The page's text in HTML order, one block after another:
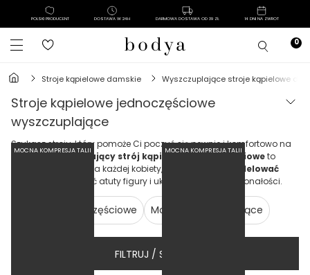
POLSKI PRODUCENT DOSTAWA W 24H DARMOWA DOSTAWA OD 39 ZŁ 14 DNI NA ZWROT
stroje kąpielowe damskie wyszczuplające stroje kąpielowe dla
stroje kąpielowe jednoczęściowe
wyszczuplające
Szukasz stroju, który pomoże Ci poczuć się pewnie i komfortowo na
plaży?Wyszczuplający strój kąpielowy jednoczęścioweto
doskonały wybór dla każdej kobiety, która chce
wymodelować
, podkreślić atuty figury i ukryć drobne niedoskonałości.
Dwuczęściowe Monokini Modelujące
FILTRUJ / SORTUJ
MOCNA KOMPRESJA TALII MOCNA KOMPRESJA TALII